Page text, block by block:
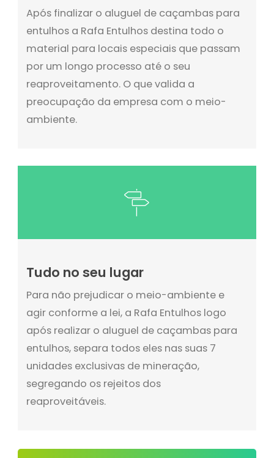
Após finalizar o aluguel de caçambas para
entulhos a Rafa Entulhos destina todo o
material para locais especiais que passam
por um longo processo até o seu
reaproveitamento. O que valida a
preocupação da empresa com o meio-
ambiente.
Tudo no seu lugar
Para não prejudicar o meio-ambiente e
agir conforme a lei, a Rafa Entulhos logo
após realizar o aluguel de caçambas para
entulhos, separa todos eles nas suas 7
unidades exclusivas de mineração,
segregando os rejeitos dos
reaproveitáveis.